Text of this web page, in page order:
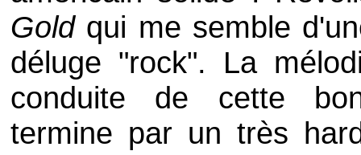
Goldqui me semble
déluge "rock". La
conduite de cette
termine par un très